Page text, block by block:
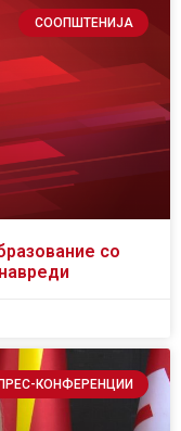
СООПШТЕНИЈА
со
ПРЕС-КОНФЕРЕНЦИИ